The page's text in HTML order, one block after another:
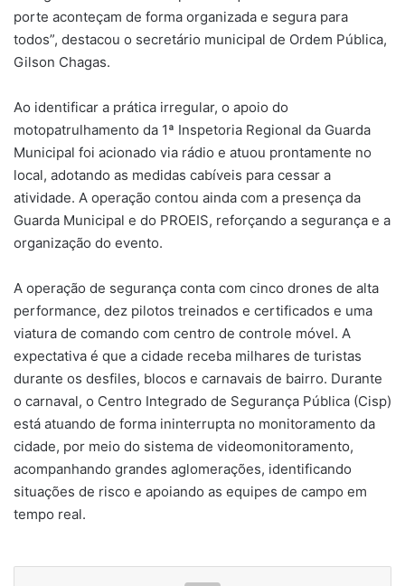
porte aconteçam de forma organizada e segura para
todos”, destacou o secretário municipal de Ordem Pública,
Gilson Chagas.
Ao identificar a prática irregular, o apoio do
motopatrulhamento da 1ª Inspetoria Regional da Guarda
Municipal foi acionado via rádio e atuou prontamente no
local, adotando as medidas cabíveis para cessar a
atividade. A operação contou ainda com a presença da
Guarda Municipal e do PROEIS, reforçando a segurança e a
organização do evento.
A operação de segurança conta com cinco drones de alta
performance, dez pilotos treinados e certificados e uma
viatura de comando com centro de controle móvel. A
expectativa é que a cidade receba milhares de turistas
durante os desfiles, blocos e carnavais de bairro. Durante
o carnaval, o Centro Integrado de Segurança Pública (Cisp)
está atuando de forma ininterrupta no monitoramento da
cidade, por meio do sistema de videomonitoramento,
acompanhando grandes aglomerações, identificando
situações de risco e apoiando as equipes de campo em
tempo real.